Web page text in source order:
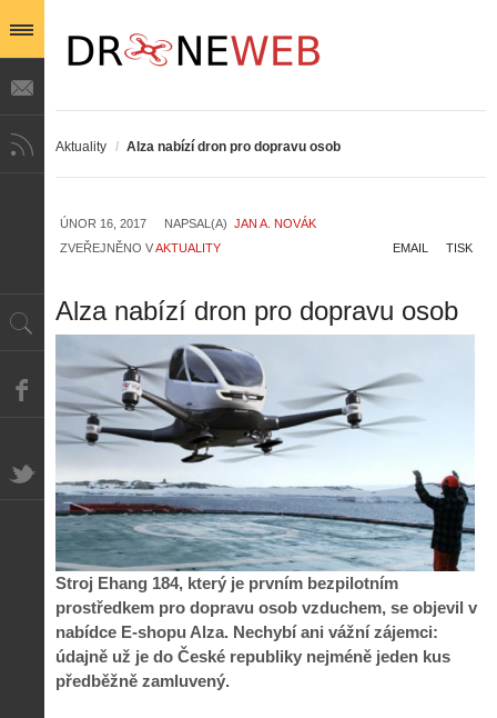
Aktuality / Alza nabízí dron pro dopravu osob
ÚNOR 16, 2017 NAPSAL(A) JAN A. NOVÁK
ZVEŘEJNĚNO VAKTUALITY TISK
EMAIL
Alza nabízí dron pro dopravu osob
Stroj Ehang 184, který je prvním bezpilotním
prostředkem pro dopravu osob vzduchem, se objevil v
nabídce E-shopu Alza. Nechybí ani vážní zájemci:
údajně už je do České republiky nejméně jeden kus
předběžně zamluvený.